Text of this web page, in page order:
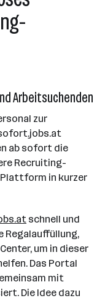
Arbeitsuchenden
zur
ab sofort die
Recruiting-
in kurzer
schnell und
Regalauffüllung,
um in dieser
Das Portal
mit
Die Idee dazu